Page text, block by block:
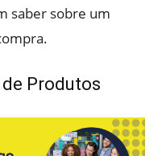
saber sobre um
Produtos